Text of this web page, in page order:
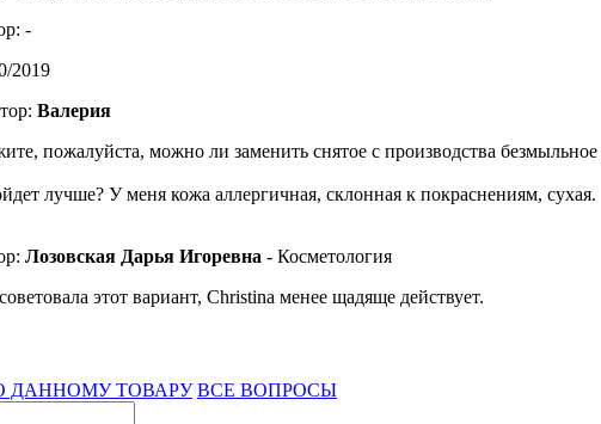
-
2019
Валерия
пожалуйста, можно ли заменить снятое с производства
лучше? У меня кожа аллергичная, склонная к покраснениям, сухая.
Лозовская Дарья Игоревна - Косметология
этот вариант, Christina менее щадяще действует.
ДАННОМУ ТОВАРУ ВСЕ ВОПРОСЫ